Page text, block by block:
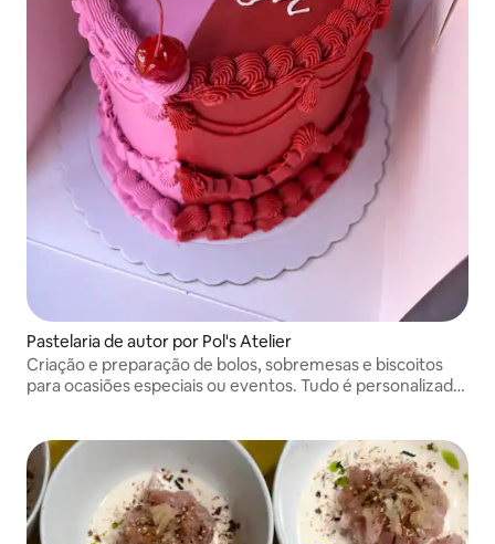
Pastelaria de autor por Pol's Atelier
Criação e preparação de bolos, sobremesas e biscoitos
para ocasiões especiais ou eventos. Tudo é personalizado